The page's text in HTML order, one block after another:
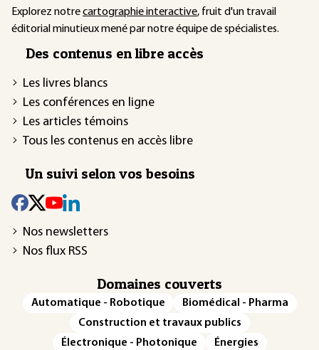
Explorez notrecartographie interactive, fruit d'un travail
éditorial minutieux mené par notre équipe de spécialistes.
Des contenus en libre accès
Les livres blancs
Les conférences en ligne
Les articles témoins
Tous les contenus en accès libre
Un suivi selon vos besoins
Nos newsletters
Nos flux RSS
Domaines couverts
Automatique - Robotique
Biomédical - Pharma
Construction et travaux publics
Électronique - Photonique
Énergies